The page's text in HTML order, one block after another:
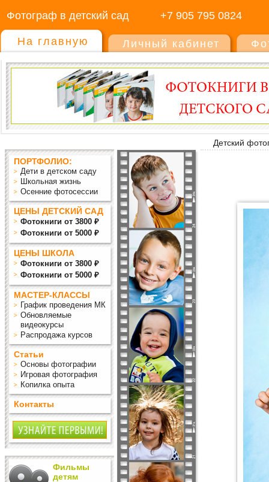
Фотограф в детский сад +7 905 795 0824
На главную Личный кабинет
Детский
ПОРТФОЛИО:
Дети в детском саду
Школьная жизнь
Осенние фотосессии
ЦЕНЫ ДЕТСКИЙ САД
Фотокниги от 3800 ₽
Фотокниги от 5000 ₽
ЦЕНЫ ШКОЛА
Фотокниги от 3800 ₽
Фотокниги от 5000 ₽
МАСТЕР-КЛАССЫ
График проведения МК
Обновляемые
видеокурсы
Распродажа курсов
Статьи
Основы фотографии
Игровая фотография
Копилка опыта
Контакты
Фильмы
детям